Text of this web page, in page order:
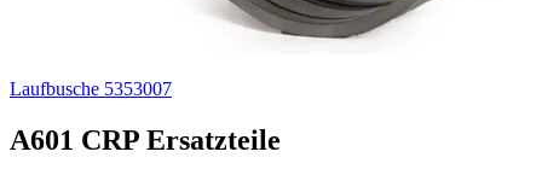
Laufbusche 5353007
A601 CRP Ersatzteile